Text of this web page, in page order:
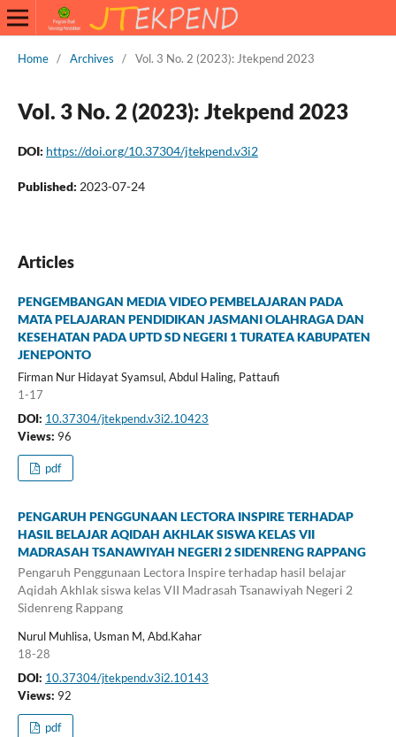
Home / Archives / Vol. 3 No. 2 (2023): Jtekpend 2023
Vol. 3 No. 2 (2023): Jtekpend 2023
DOI: https://doi.org/10.37304/jtekpend.v3i2
Published: 2023-07-24
Articles
PENGEMBANGAN MEDIA VIDEO PEMBELAJARAN PADA
MATA PELAJARAN PENDIDIKAN JASMANI OLAHRAGA DAN
KESEHATAN PADA UPTD SD NEGERI 1 TURATEA KABUPATEN
JENEPONTO
Firman Nur Hidayat Syamsul, Abdul Haling, Pattaufi
1-17
DOI: 10.37304/jtekpend.v3i2.10423
Views: 96
pdf
PENGARUH PENGGUNAAN LECTORA INSPIRE TERHADAP
HASIL BELAJAR AQIDAH AKHLAK SISWA KELAS VII
MADRASAH TSANAWIYAH NEGERI 2 SIDENRENG RAPPANG
Pengaruh Penggunaan Lectora Inspire terhadap hasil belajar
Aqidah Akhlak siswa kelas VII Madrasah Tsanawiyah Negeri 2
Sidenreng Rappang
Nurul Muhlisa, Usman M, Abd.Kahar
18-28
DOI: 10.37304/jtekpend.v3i2.10143
Views: 92
pdf